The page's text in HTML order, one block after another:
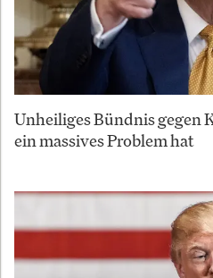
Unheiliges Bündnis gegen
ein massives Problem hat